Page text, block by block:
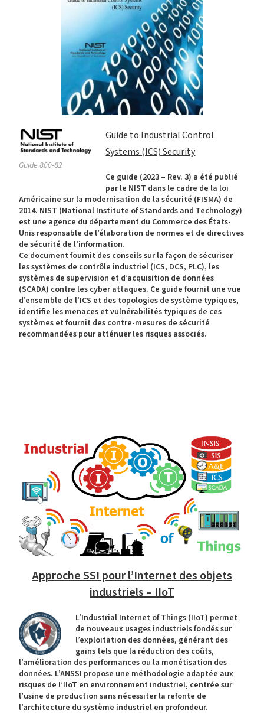
Guide 800-82
Guide to Industrial Control
Systems (ICS) Security
Ce guide (2023 – Rev. 3) a été publié
par le NIST dans le cadre de la loi
Américaine sur la modernisation de la sécurité (FISMA) de
2014. NIST (National Institute of Standards and Technology)
est une agence du département du Commerce des États-
Unis responsable de l’élaboration de normes et de directives
de sécurité de l’information.
Ce document fournit des conseils sur la façon de sécuriser
les systèmes de contrôle industriel (ICS, DCS, PLC), les
systèmes de supervision et d’acquisition de données
(SCADA) contre les cyber attaques. Ce guide fournit une vue
d’ensemble de l’ICS et des topologies de système typiques,
identifie les menaces et vulnérabilités typiques de ces
systèmes et fournit des contre-mesures de sécurité
recommandées pour atténuer les risques associés.
Approche SSI pour l’Internet des objets
industriels – IIoT
L’Industrial Internet of Things (IIoT) permet
de nouveaux usages industriels fondés sur
l’exploitation des données, générant des
gains tels que la réduction des coûts,
l’amélioration des performances ou la monétisation des
données. L’ANSSI propose une méthodologie adaptée aux
risques de l’IIoT en environnement industriel, centrée sur
l’usine de production sans nécessiter la refonte de
l’architecture du système industriel en profondeur.